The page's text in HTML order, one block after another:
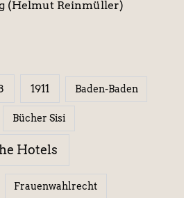
(Helmut Reinmüller)
1911 Baden-Baden
Bücher Sisi
Hotels
Frauenwahlrecht